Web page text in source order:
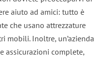
aiuto ad amici: tutto è
che usano attrezzature
mobili. Inoltre, un’azienda
assicurazioni complete,